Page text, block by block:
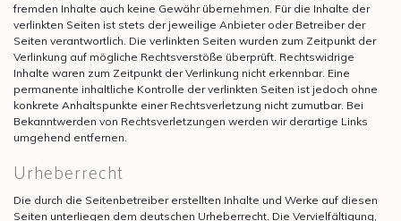
fremden Inhalte auch keine Gewähr übernehmen. Für die Inhalte der
verlinkten Seiten ist stets der jeweilige Anbieter oder Betreiber der
Seiten verantwortlich. Die verlinkten Seiten wurden zum Zeitpunkt der
Verlinkung auf mögliche Rechtsverstöße überprüft. Rechtswidrige
Inhalte waren zum Zeitpunkt der Verlinkung nicht erkennbar. Eine
permanente inhaltliche Kontrolle der verlinkten Seiten ist jedoch ohne
konkrete Anhaltspunkte einer Rechtsverletzung nicht zumutbar. Bei
Bekanntwerden von Rechtsverletzungen werden wir derartige Links
umgehend entfernen.
Urheberrecht
Die durch die Seitenbetreiber erstellten Inhalte und Werke auf diesen
Seiten unterliegen dem deutschen Urheberrecht. Die Vervielfältigung,